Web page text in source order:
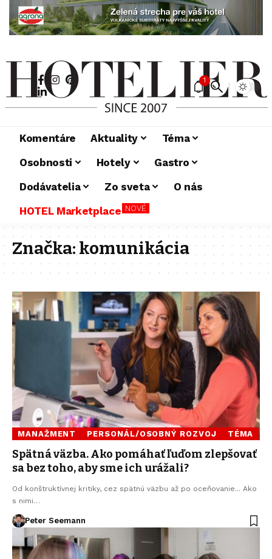
1
Komentáre Aktuality
Téma
Osobnosti
Hotely
Gastro
Dodávatelia
Zo sveta
O nás
HOTEL Marketplace NOVÉ
Značka:komunikácia
MANAŽMENT PERSONÁL/OSOBNÝ ROZVOJ TÉMA
Spätná väzba. Ako pomáhať ľuďom zlepšovať
sa bez toho, aby sme ich urážali?
Od konštruktívnej kritiky, cez spätnú väzbu až po oceňovanie... Ako
s nimi…
Peter Seemann